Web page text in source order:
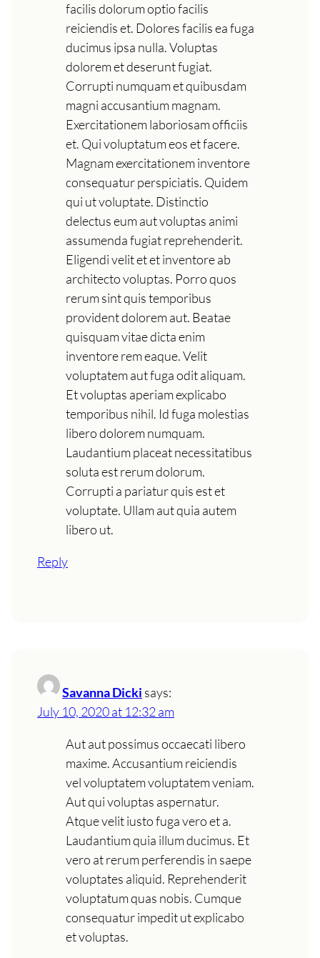
facilis dolorum optio facilis
reiciendis et. Dolores facilis ea fuga
ducimus ipsa nulla. Voluptas
dolorem et deserunt fugiat.
Corrupti numquam et quibusdam
magni accusantium magnam.
Exercitationem laboriosam officiis
et. Qui voluptatum eos et facere.
Magnam exercitationem inventore
consequatur perspiciatis. Quidem
qui ut voluptate. Distinctio
delectus eum aut voluptas animi
assumenda fugiat reprehenderit.
Eligendi velit et et inventore ab
architecto voluptas. Porro quos
rerum sint quis temporibus
provident dolorem aut. Beatae
quisquam vitae dicta enim
inventore rem eaque. Velit
voluptatem aut fuga odit aliquam.
Et voluptas aperiam explicabo
temporibus nihil. Id fuga molestias
libero dolorem numquam.
Laudantium placeat necessitatibus
soluta est rerum dolorum.
Corrupti a pariatur quis est et
voluptate. Ullam aut quia autem
libero ut.
Reply
Savanna Dicki says:
July 10, 2020 at 12:32 am
Aut aut possimus occaecati libero
maxime. Accusantium reiciendis
vel voluptatem voluptatem veniam.
Aut qui voluptas aspernatur.
Atque velit iusto fuga vero et a.
Laudantium quia illum ducimus. Et
vero at rerum perferendis in saepe
voluptates aliquid. Reprehenderit
voluptatum quas nobis. Cumque
consequatur impedit ut explicabo
et voluptas.